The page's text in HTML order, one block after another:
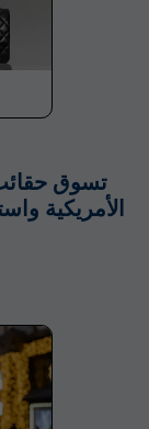
تسوق
الأمريكية